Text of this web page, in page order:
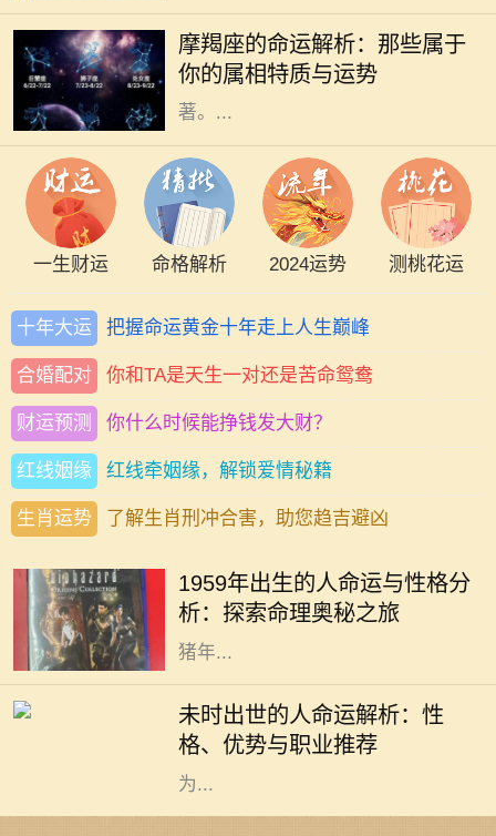
摩羯座的命运解析：那些属于
你的属相特质与运势
一，拥有稳定、务实和坚韧的个性特
征。出生在12月22日至1月19日之间
的人，其命运受摩羯座的影响尤为显
著。...
一生财运 命格解析 2024运势 测桃花运
十年大运 把握命运黄金十年走上人生巅峰
合婚配对 你和TA是天生一对还是苦命鸳鸯
财运预测 你什么时候能挣钱发大财？
红线姻缘 红线牵姻缘，解锁爱情秘籍
生肖运势 了解生肖刑冲合害，助您趋吉避凶
1959年出生的人命运与性格分
析：探索命理奥秘之旅
每个人的命运都与其出生年份密切相
学以其独特的视角解析人生轨迹。
1959年出生的人，属于中国农历的土
猪年...
未时出世的人命运解析：性
格、优势与职业推荐
在中国传统文化中，出生的时辰被认
为对一个人的命运有着重要的影响。
未时，即今天的下午1点到3点，是一
个富有意义的时刻。未时对应的地支
为...